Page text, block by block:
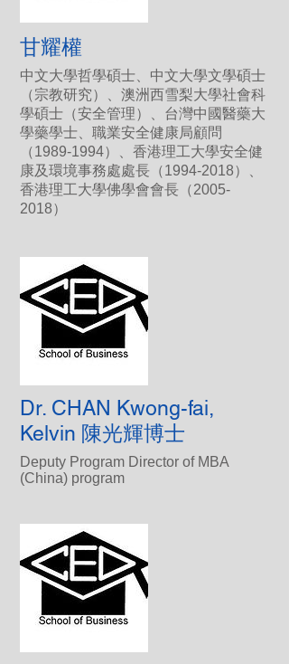
甘耀權
中文大學哲學碩士、中文大學文學碩士
（宗教研究）、澳洲西雪梨大學社會科
學碩士（安全管理）、台灣中國醫藥大
學藥學士、職業安全健康局顧問
（1989-1994）、香港理工大學安全健
康及環境事務處處長（1994-2018）、
香港理工大學佛學會會長（2005-
2018）
Dr. CHAN Kwong-fai,
Kelvin 陳光輝博士
Deputy Program Director of MBA
(China) program